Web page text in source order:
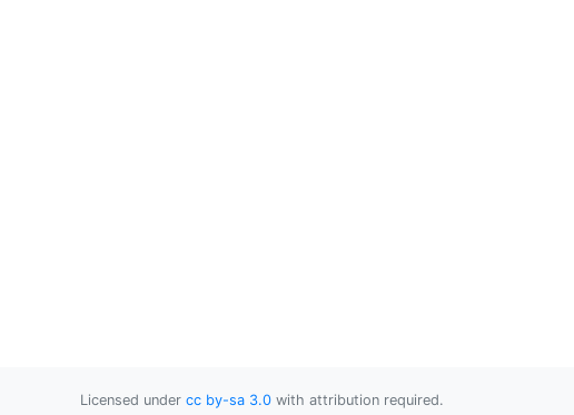
Licensed under cc by-sa 3.0 with attribution required.